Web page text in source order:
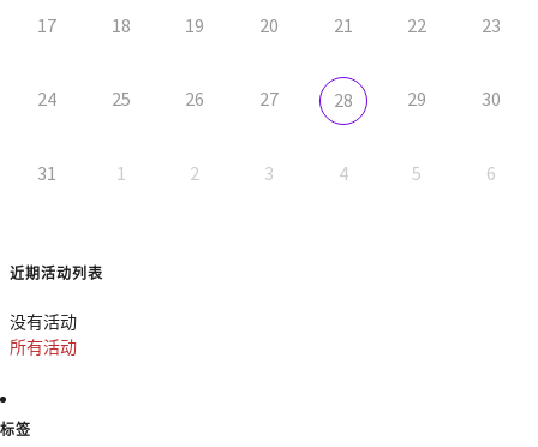
17 18 19 20 21 22 23
24 25 26 27 28 29 30
31 1 2 3 4 5 6
近期活动列表
没有活动
所有活动
标签